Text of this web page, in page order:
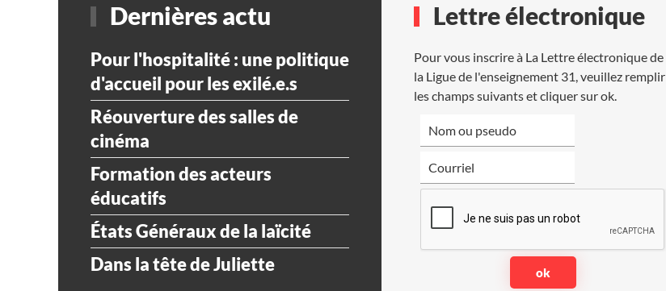
Dernières actu
Pour l'hospitalité : une politique
d'accueil pour les exilé.e.s
Réouverture des salles de
cinéma
Formation des acteurs
éducatifs
États Généraux de la laïcité
Dans la tête de Juliette
Lettre électronique
Pour vous inscrire à La Lettre électronique de
la Ligue de l'enseignement 31, veuillez remplir
les champs suivants et cliquer sur ok.